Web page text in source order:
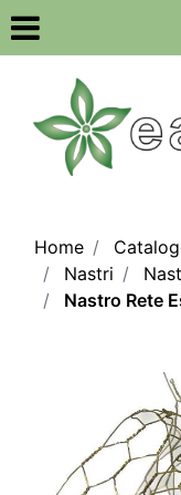
Open
Home
Nastri
Nastro Rete